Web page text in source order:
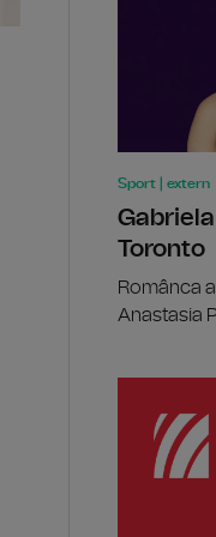
Sport | extern
Toronto
Românca
Anastasia